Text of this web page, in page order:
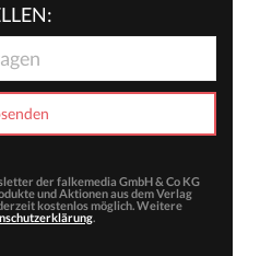
der falkemedia GmbH & Co KG
und Aktionen aus dem Verlag
kostenlos möglich. Weitere
.